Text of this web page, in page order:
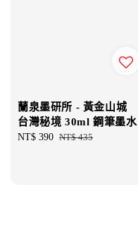
蘭泉墨研所 - 黃金山城
台灣秘境 30ml 鋼筆墨水
Sale
NT$ 390 Regular
NT$ 435